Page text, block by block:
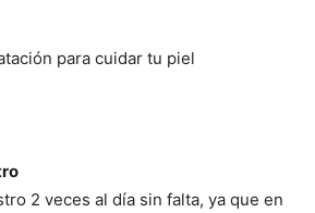
2 veces al día sin falta, ya que en